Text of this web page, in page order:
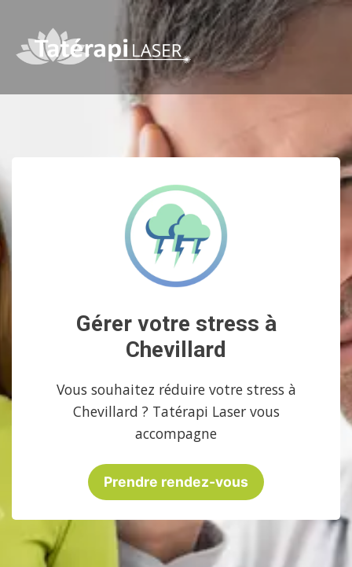
Gérer votre stress à
Chevillard
Vous souhaitez réduire votre stress à
Chevillard ? Tatérapi Laser vous
accompagne
Prendre rendez-vous